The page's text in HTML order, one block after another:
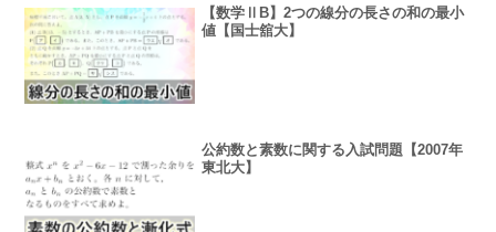
【数学ⅡB】2つの線分の長さの和の最小
値【国士舘大】
公約数と素数に関する入試問題【2007年
東北大】